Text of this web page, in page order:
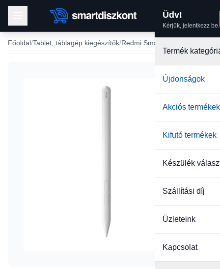
Üdv!
Kérjük, jelentkezz be.
Termék
Újdonságok
Akciós termékek
Kifutó termékek
Készülék
Szállítási díj
Üzleteink
Kapcsolat
Főoldal Tablet, táblagép kiegészítők Redmi Smart Pen tollak